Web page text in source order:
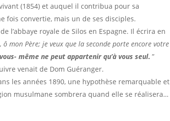
(1854) et auquel il contribua pour sa
fois convertie, mais un de ses disciples.
l’abbaye royale de Silos en Espagne. Il écrira en
ô mon Père; je veux que la seconde porte encore votre
même ne peut appartenir qu’à vous seul. ”
venait de Dom Guéranger.
les années 1890, une hypothèse remarquable et
musulmane sombrera quand elle se réalisera…